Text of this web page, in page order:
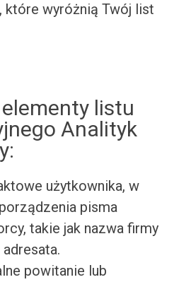
które wyróżnią Twój list
listu
Analityk
użytkownika, w
pisma
takie jak nazwa firmy
powitanie lub